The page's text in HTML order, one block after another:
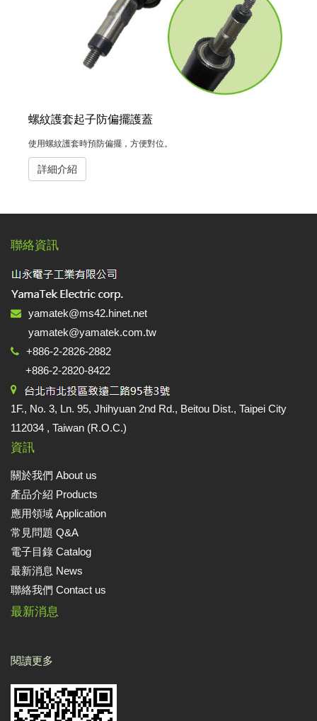
螺紋護套起子防偏擺護蓋
使用螺紋護套時預防偏擺，方便對位。
詳細介紹
聯絡資訊
yamatek@ms42.hinet.net
yamatek@yamatek.com.tw
+886-2-2826-2882
+886-2-2820-8422
1F., No. 3, Ln. 95, Jhihyuan 2nd Rd., Beitou Dist., Taipei City
112034 , Taiwan (R.O.C.)
資訊
關於我們 About us
產品介紹 Products
應用領域 Application
常見問題 Q&A
電子目錄 Catalog
最新消息 News
聯絡我們 Contact us
最新消息
閱讀更多